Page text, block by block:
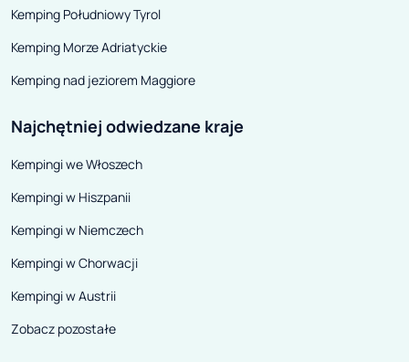
Kemping Południowy Tyrol
Kemping Morze Adriatyckie
Kemping nad jeziorem Maggiore
Najchętniej odwiedzane kraje
Kempingi we Włoszech
Kempingi w Hiszpanii
Kempingi w Niemczech
Kempingi w Chorwacji
Kempingi w Austrii
Zobacz pozostałe